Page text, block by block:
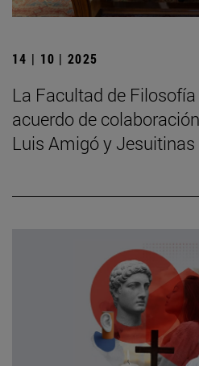
14 | 10 | 2025
La Facultad de
acuerdo de
Luis Amigó y